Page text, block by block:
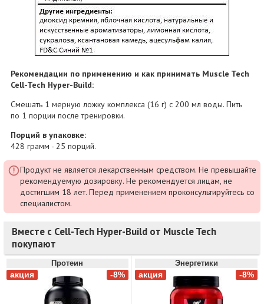
Рекомендации по применению и как принимать Muscle Tech
Cell-Tech Hyper-Build:
Смешать 1 мерную ложку комплекса (16 г) с 200 мл воды. Пить
по 1 порции после тренировки.
Порций в упаковке:
428 грамм - 25 порций.
Продукт не является лекарственным средством. Не превышайте
рекомендуемую дозировку. Не рекомендуется лицам, не
достигшим 18 лет. Перед применением проконсультируйтесь со
специалистом.
Вместе с Cell-Tech Hyper-Build от Muscle Tech
покупают
Протеин Энергетики